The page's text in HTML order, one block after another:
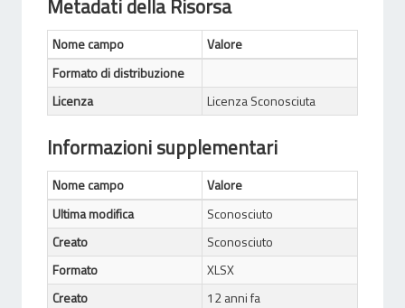
Metadati della Risorsa
Nome campo
Valore
Formato di distribuzione
Licenza
Licenza Sconosciuta
Informazioni supplementari
Nome campo
Valore
Ultima modifica
Sconosciuto
Creato
Sconosciuto
Formato
XLSX
Creato
12 anni fa